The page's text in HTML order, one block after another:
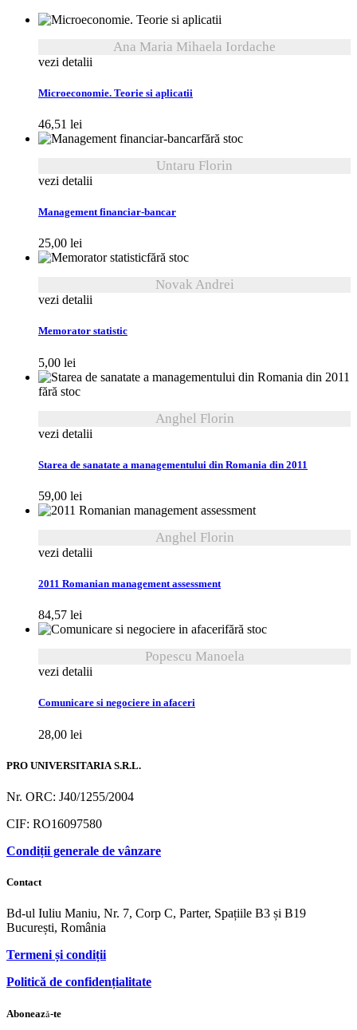
Ana Maria Mihaela Iordache
vezi detalii
Microeconomie. Teorie si aplicatii
46,51 lei
fără stoc
Untaru Florin
vezi detalii
Management financiar-bancar
25,00 lei
fără stoc
Novak Andrei
vezi detalii
Memorator statistic
5,00 lei
fără stoc
Anghel Florin
vezi detalii
Starea de sanatate a managementului din Romania din 2011
59,00 lei
Anghel Florin
vezi detalii
2011 Romanian management assessment
84,57 lei
fără stoc
Popescu Manoela
vezi detalii
Comunicare si negociere in afaceri
28,00 lei
PRO UNIVERSITARIA S.R.L.
Nr. ORC: J40/1255/2004
CIF: RO16097580
Condiții generale de vânzare
Contact
Bd-ul Iuliu Maniu, Nr. 7, Corp C, Parter, Spațiile B3 și B19
București, România
Termeni și condiții
Politică de confidențialitate
Abonează-te